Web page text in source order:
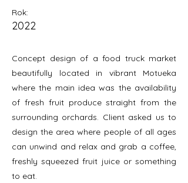
Rok:
2022
Concept design of a food truck market
beautifully located in vibrant Motueka
where the main idea was the availability
of fresh fruit produce straight from the
surrounding orchards. Client asked us to
design the area where people of all ages
can unwind and relax and grab a coffee,
freshly squeezed fruit juice or something
to eat.